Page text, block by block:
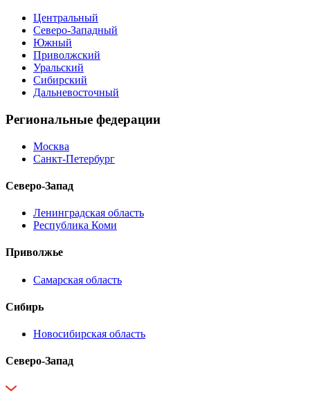
Центральный
Северо-Западный
Южный
Приволжский
Уральский
Сибирский
Дальневосточный
Региональные федерации
Москва
Санкт-Петербург
Северо-Запад
Ленинградская область
Республика Коми
Приволжье
Самарская область
Сибирь
Новосибирская область
Северо-Запад